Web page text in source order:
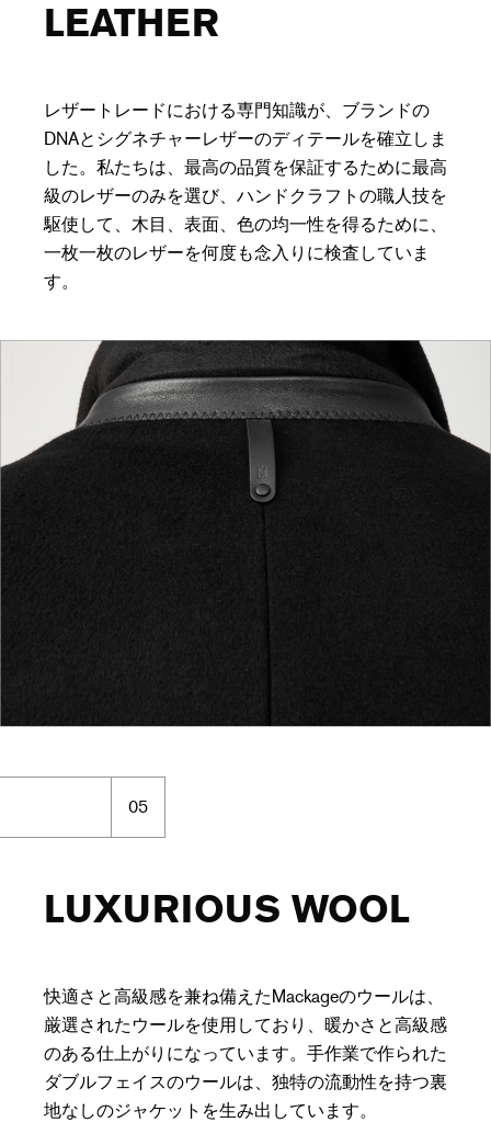
LEATHER
レザートレードにおける専門知識が、ブランドの
DNAとシグネチャーレザーのディテールを確立しま
した。私たちは、最高の品質を保証するために最高
級のレザーのみを選び、ハンドクラフトの職人技を
駆使して、木目、表面、色の均一性を得るために、
一枚一枚のレザーを何度も念入りに検査していま
す。
05
LUXURIOUS WOOL
快適さと高級感を兼ね備えたMackageのウールは、
厳選されたウールを使用しており、暖かさと高級感
のある仕上がりになっています。手作業で作られた
ダブルフェイスのウールは、独特の流動性を持つ裏
地なしのジャケットを生み出しています。